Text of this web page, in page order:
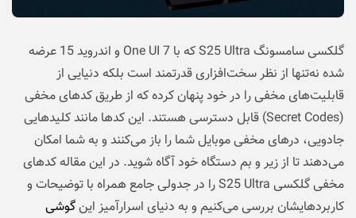
گلکسی سامسونگ S25 Ultra که با One UI 7 و اندروید 15 عرضه
شده نه‌تنها از نظر سخت‌افزاری قدرتمند است بلکه دنیایی از
قابلیت‌های مخفی را در خود پنهان کرده که از طریق کدهای مخفی
(Secret Codes) قابل دسترسی هستند. این کدها مانند کلیدهایی
جادویی، درهای مخفی موبایل شما را باز می‌کنند و به شما امکان
می‌دهند تا از زیر و بم دستگاه خود آگاه شوید. در این مقاله کدهای
مخفی گلکسی S25 Ultra را در جدولی جامع همراه با توضیحات و
کاربردهایشان بررسی می‌کنیم و به دنیای اسرارآمیز اینگوشی